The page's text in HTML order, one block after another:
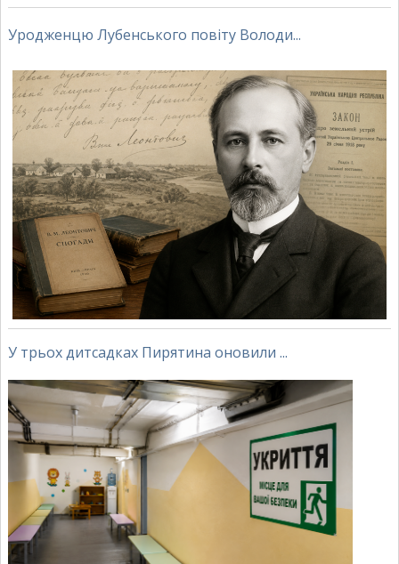
Уродженцю Лубенського повіту Володи...
У трьох дитсадках Пирятина оновили ...